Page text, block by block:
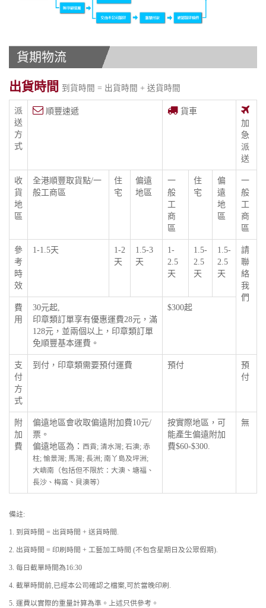
貨期物流
出貨時間 到貨時間 = 出貨時間 + 送貨時間
派
送
方
式
順豐速遞
貨車
加
急
派
送
收
貨
地
區
全港順豐取貨點/一
般工商區
住
宅
偏遠
地區
一
般
工
商
區
住
宅
偏
遠
地
區
一
般
工
商
區
參
考
時
效
1-1.5天
1-2
天
1.5-3
天
1-
2.5
天
1.5-
2.5
天
1.5-
2.5
天
請
聯
絡
我
們
費
用
30元起,
印章類訂單享有優惠運費28元，滿
128元，並兩個以上，印章類訂單
免順豐基本運費。
$300起
支
付
方
式
到付，印章類需要預付運費 預付
預
付
附
加
費
偏遠地區會收取偏遠附加費10元/
票。
偏遠地區為： 西貢; 清水灣; 石澳; 赤
柱; 愉景灣; 馬灣; 長洲; 南丫島及坪洲;
大嶼南（包括但不限於：大澳、塘福、
長沙、梅窩、貝澳等）
按實際地區，可
能產生偏遠附加
費$60-$300.
無
備註:
1. 到貨時間 = 出貨時間 + 送貨時間.
2. 出貨時間 = 印刷時間 + 工藝加工時間 (不包含星期日及公眾假期).
3. 每日截單時間為16:30
4. 截單時間前,已經本公司確認之檔案,可於當晚印刷.
5. 運費以實際的重量計算為準。上述只供參考。